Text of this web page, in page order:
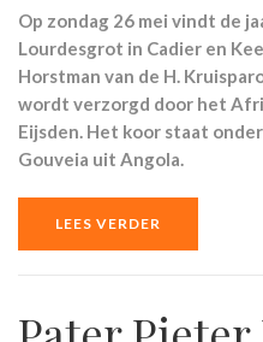
Op zondag 26 mei vindt de
Lourdesgrot in Cadier en
Horstman van de H.
wordt verzorgd door het
Eijsden. Het koor staat
Gouveia uit Angola.
LEES VERDER